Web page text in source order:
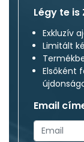
Légy te
Exkluzív
Limitált
Elsőként
Email